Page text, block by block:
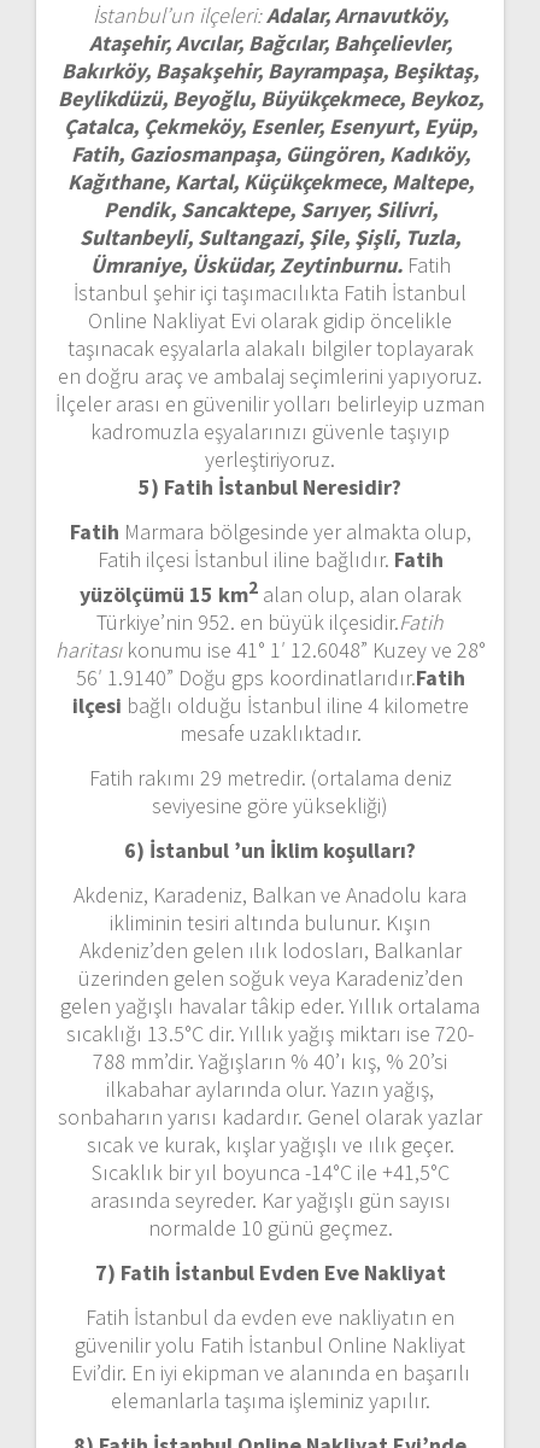
İstanbul’un ilçeleri:Adalar, Arnavutköy,
Ataşehir, Avcılar, Bağcılar, Bahçelievler,
Bakırköy, Başakşehir, Bayrampaşa, Beşiktaş,
Beylikdüzü, Beyoğlu, Büyükçekmece, Beykoz,
Çatalca, Çekmeköy, Esenler, Esenyurt, Eyüp,
Fatih, Gaziosmanpaşa, Güngören, Kadıköy,
Kağıthane, Kartal, Küçükçekmece, Maltepe,
Pendik, Sancaktepe, Sarıyer, Silivri,
Sultanbeyli, Sultangazi, Şile, Şişli, Tuzla,
Ümraniye, Üsküdar, Zeytinburnu. Fatih
İstanbul şehir içi taşımacılıkta Fatih İstanbul
Online Nakliyat Evi olarak gidip öncelikle
taşınacak eşyalarla alakalı bilgiler toplayarak
en doğru araç ve ambalaj seçimlerini yapıyoruz.
İlçeler arası en güvenilir yolları belirleyip uzman
kadromuzla eşyalarınızı güvenle taşıyıp
yerleştiriyoruz.
5) Fatih İstanbul Neresidir?
Fatih Marmara bölgesinde yer almakta olup,
Fatih ilçesi İstanbul iline bağlıdır. Fatih
yüzölçümü 15 km2alan olup, alan olarak
Türkiye’nin 952. en büyük ilçesidir.Fatih
haritasıkonumu ise 41° 1′ 12.6048” Kuzey ve 28°
56′ 1.9140” Doğu gps koordinatlarıdır.Fatih
ilçesi bağlı olduğu İstanbul iline 4 kilometre
mesafe uzaklıktadır.
Fatih rakımı 29 metredir. (ortalama deniz
seviyesine göre yüksekliği)
6) İstanbul ’un İklim koşulları?
Akdeniz, Karadeniz, Balkan ve Anadolu kara
ikliminin tesiri altında bulunur. Kışın
Akdeniz’den gelen ılık lodosları, Balkanlar
üzerinden gelen soğuk veya Karadeniz’den
gelen yağışlı havalar tâkip eder. Yıllık ortalama
sıcaklığı 13.5°C dir. Yıllık yağış miktarı ise 720-
788 mm’dir. Yağışların % 40’ı kış, % 20’si
ilkabahar aylarında olur. Yazın yağış,
sonbaharın yarısı kadardır. Genel olarak yazlar
sıcak ve kurak, kışlar yağışlı ve ılık geçer.
Sıcaklık bir yıl boyunca -14°C ile +41,5°C
arasında seyreder. Kar yağışlı gün sayısı
normalde 10 günü geçmez.
7) Fatih İstanbul Evden Eve Nakliyat
Fatih İstanbul da evden eve nakliyatın en
güvenilir yolu Fatih İstanbul Online Nakliyat
Evi’dir. En iyi ekipman ve alanında en başarılı
elemanlarla taşıma işleminiz yapılır.